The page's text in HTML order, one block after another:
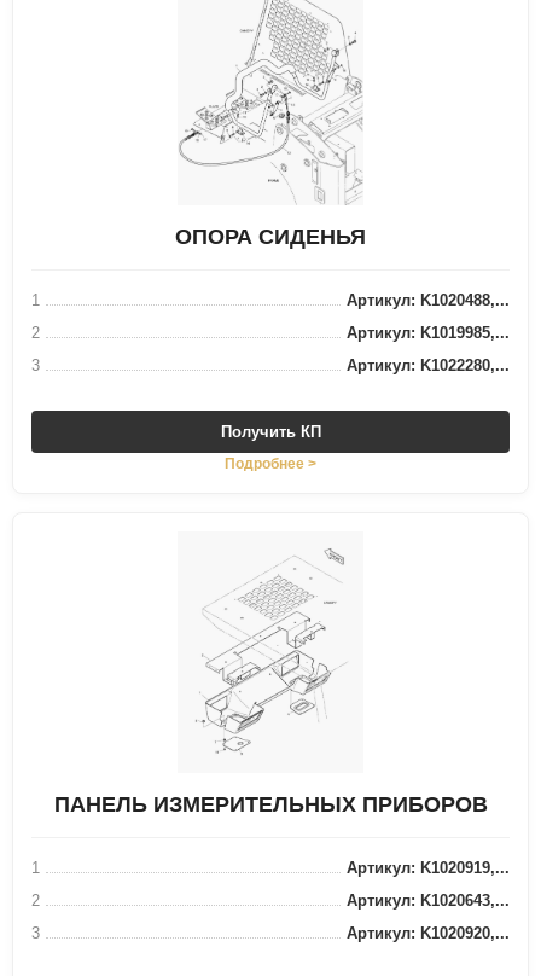
ОПОРА СИДЕНЬЯ
1
Артикул: K1020488,...
2
Артикул: K1019985,...
3
Артикул: K1022280,...
Получить КП
Подробнее >
ПАНЕЛЬ ИЗМЕРИТЕЛЬНЫХ ПРИБОРОВ
1
Артикул: K1020919,...
2
Артикул: K1020643,...
3
Артикул: K1020920,...